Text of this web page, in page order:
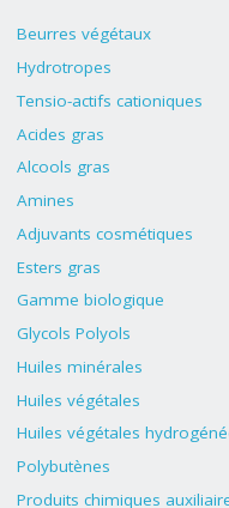
Beurres végétaux
Hydrotropes
Tensio-actifs cationiques
Acides gras
Alcools gras
Amines
Adjuvants cosmétiques
Esters gras
Gamme biologique
Glycols Polyols
Huiles minérales
Huiles végétales
Huiles végétales
Polybutènes
Produits chimiques